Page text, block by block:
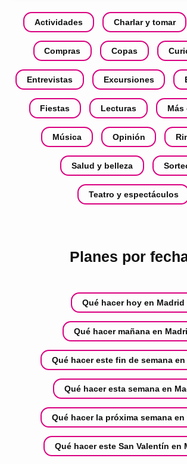
Actividades Charlar y tomar
Compras Copas
Entrevistas Excursiones
Fiestas Lecturas Más
Música Opinión
Salud y belleza
Teatro y espectáculos
Planes por
Qué hacer hoy en Madrid
Qué hacer mañana en
Qué hacer este fin de semana
Qué hacer esta semana en
Qué hacer la próxima semana en
Qué hacer este San Valentín en